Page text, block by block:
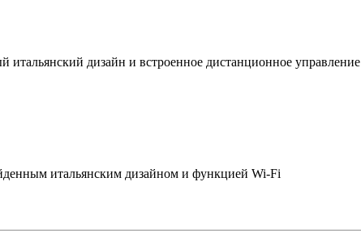
дизайн и встроенное дистанционное управление
итальянским дизайном и функцией Wi-Fi